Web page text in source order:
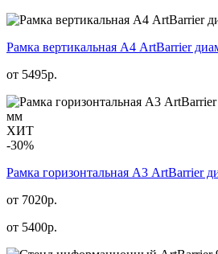
Рамка вертикальная А4 ArtBarrier
от 5495р.
ХИТ
-30%
Рамка горизонтальная А3 ArtBarrier
от 7020р.
от 5400р.